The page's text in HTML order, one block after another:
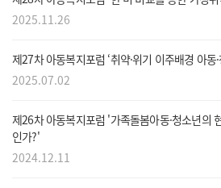
2025.11.26
제27차 아동복지포럼 ‘취약·위기 이주배경 아동
2025.07.02
제26차 아동복지포럼 '가족돌봄아동·청소년의
인가?'
2024.12.11